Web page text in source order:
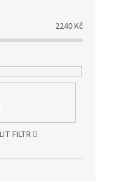
2240Kč
FILTR